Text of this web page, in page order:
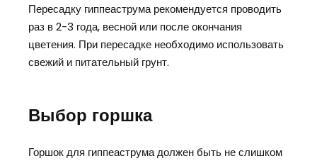
Пересадку гиппеаструма рекомендуется проводить
раз в 2-3 года, весной или после окончания
цветения. При пересадке необходимо использовать
свежий и питательный грунт.
Выбор горшка
Горшок для гиппеаструма должен быть не слишком